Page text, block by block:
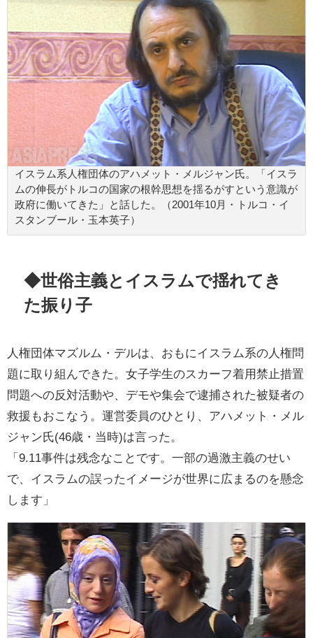
イスラム系人権団体のアハメット・メルジャン氏。「イスラ
ムの伸長がトルコの国家の根幹思想を揺るがすという意識が
政府に働いてきた」と話した。（2001年10月・トルコ・イ
スタンブール・玉本英子）
◆世俗主義とイスラムで揺れてき
た振り子
人権団体マズルム・デルは、おもにイスラム系の人権問
題に取り組んできた。女子学生のスカーフ着用禁止措置
問題への反対活動や、デモや集会で逮捕された被疑者の
救援もおこなう。運営委員のひとり、アハメット・メル
ジャン氏(46歳・当時)は言った。
「9.11事件は残念なことです。一部の過激主義のせい
で、イスラムの誤ったイメージが世界に広まるのを懸念
します」